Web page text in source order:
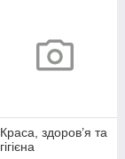
Краса, здоров’я та
гігієна